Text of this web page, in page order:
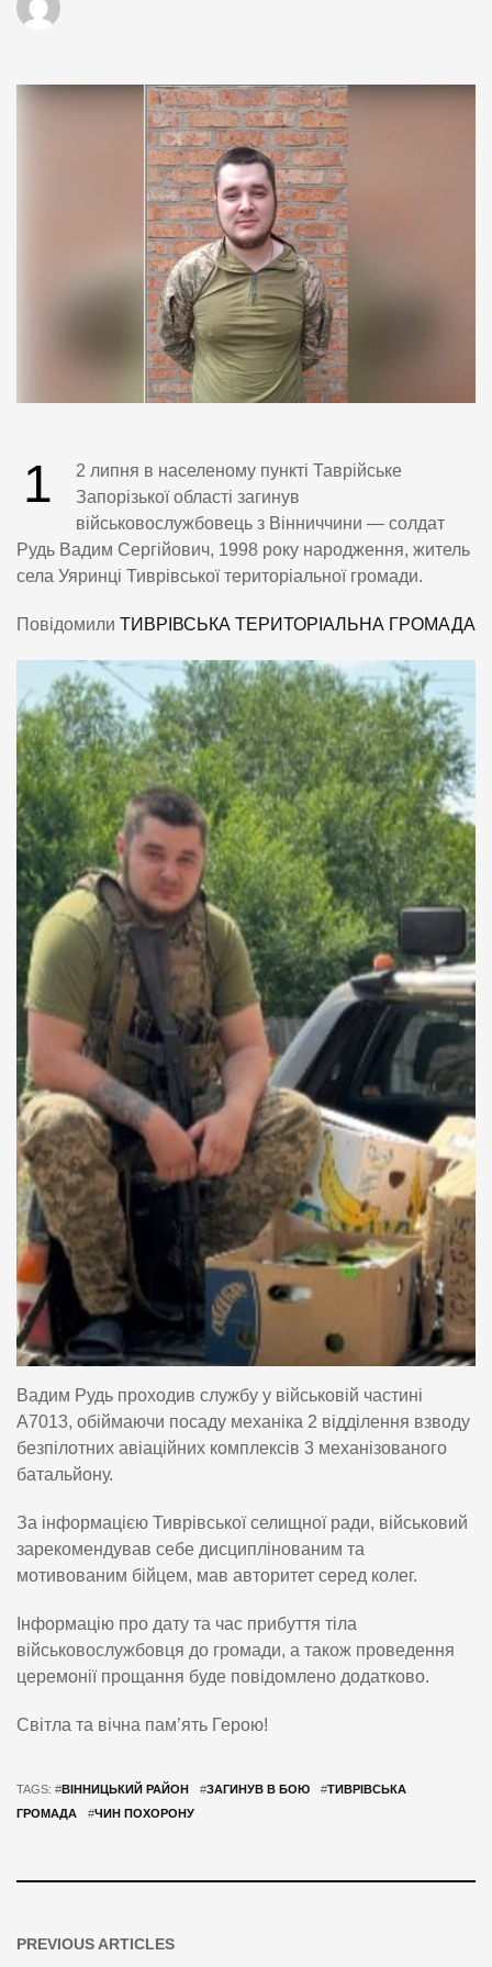
1
2 липня в населеному пункті Таврійське
Запорізької області загинув
військовослужбовець з Вінниччини — солдат
Рудь Вадим Сергійович, 1998 року народження, житель
села Уяринці Тиврівської територіальної громади.
Повідомили ТИВРІВСЬКА ТЕРИТОРІАЛЬНА ГРОМАДА
Вадим Рудь проходив службу у військовій частині
А7013, обіймаючи посаду механіка 2 відділення взводу
безпілотних авіаційних комплексів 3 механізованого
батальйону.
За інформацією Тиврівської селищної ради, військовий
зарекомендував себе дисциплінованим та
мотивованим бійцем, мав авторитет серед колег.
Інформацію про дату та час прибуття тіла
військовослужбовця до громади, а також проведення
церемонії прощання буде повідомлено додатково.
Світла та вічна пам’ять Герою!
TAGS: #ВІННИЦЬКИЙ РАЙОН #ЗАГИНУВ В БОЮ #ТИВРІВСЬКА
ГРОМАДА
#ЧИН ПОХОРОНУ
PREVIOUS ARTICLES